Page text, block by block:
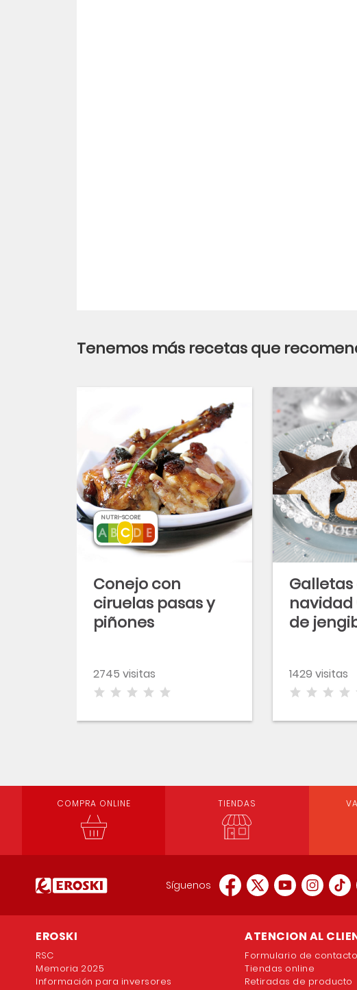
Tenemos más recetas que
Conejo con
ciruelas pasas y
piñones
2745 visitas
NUTRI-SCORE
Galletas
de
1429 visitas
COMPRA ONLINE TIENDAS
Síguenos
EROSKI
RSC
Memoria 2025
Información para inversores
ATENCION AL
Formulario de contacto
Tiendas online
Retiradas de producto